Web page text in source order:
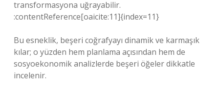
transformasyona uğrayabilir.
:contentReference[oaicite:11]{index=11}
Bu esneklik, beşeri coğrafyayı dinamik ve karmaşık
kılar; o yüzden hem planlama açısından hem de
sosyoekonomik analizlerde beşeri öğeler dikkatle
incelenir.